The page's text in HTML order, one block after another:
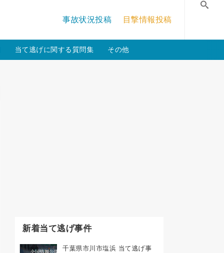
事故状況投稿 目撃情報投稿
当て逃げに関する質問集 その他
新着当て逃げ事件
千葉県市川市塩浜 当て逃げ事